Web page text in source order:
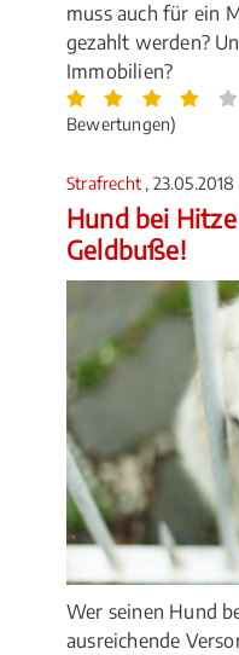
muss auch für ein
gezahlt werden?
Immobilien?
Bewertungen)
Strafrecht , 23.05.2018
Hund bei
Geldbuße!
Wer seinen Hund
ausreichende